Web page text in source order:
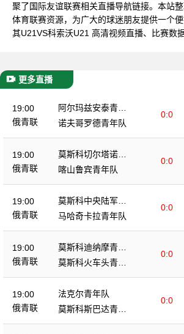
聚了国际友谊联赛相关直播导航链接。本站
体育联赛资源，为广大的球迷朋友提供一个
其U21VS科索沃U21 高清视频直播、比赛数
更多直播
19:00
俄青联
阿尔玛兹安泰青年
队
0:0
诺夫哥罗德青年队
19:00
俄青联
莫斯科切尔塔诺沃
青年队
0:0
喀山鲁宾青年队
19:00
俄青联
莫斯科中央陆军青
年队
0:0
马哈奇卡拉青年队
19:00
俄青联
莫斯科迪纳摩青年
队
0:0
莫斯科火车头青年
队
19:00
俄青联
法克尔青年队
0:0
莫斯科斯巴达青年
队